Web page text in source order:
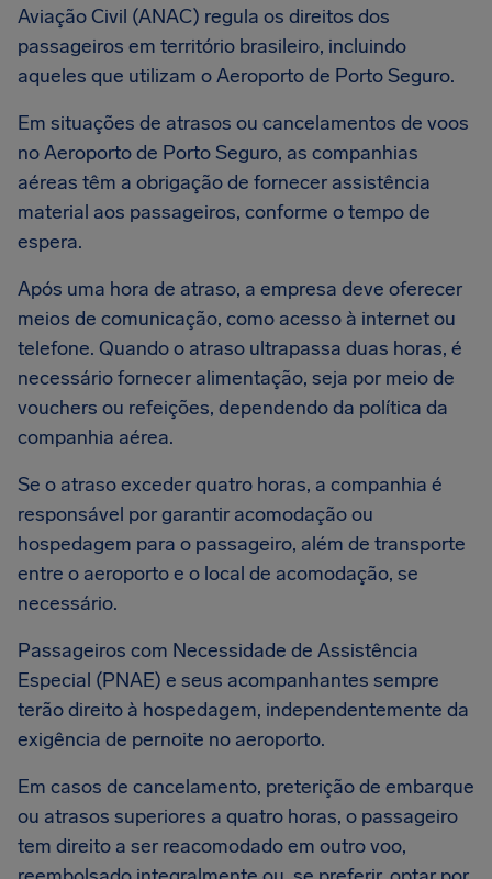
Aviação Civil (ANAC) regula os direitos dos
passageiros em território brasileiro, incluindo
aqueles que utilizam o Aeroporto de Porto Seguro.
Em situações de atrasos ou cancelamentos de voos
no Aeroporto de Porto Seguro, as companhias
aéreas têm a obrigação de fornecer assistência
material aos passageiros, conforme o tempo de
espera.
Após uma hora de atraso, a empresa deve oferecer
meios de comunicação, como acesso à internet ou
telefone. Quando o atraso ultrapassa duas horas, é
necessário fornecer alimentação, seja por meio de
vouchers ou refeições, dependendo da política da
companhia aérea.
Se o atraso exceder quatro horas, a companhia é
responsável por garantir acomodação ou
hospedagem para o passageiro, além de transporte
entre o aeroporto e o local de acomodação, se
necessário.
Passageiros com Necessidade de Assistência
Especial (PNAE) e seus acompanhantes sempre
terão direito à hospedagem, independentemente da
exigência de pernoite no aeroporto.
Em casos de cancelamento, preterição de embarque
ou atrasos superiores a quatro horas, o passageiro
tem direito a ser reacomodado em outro voo,